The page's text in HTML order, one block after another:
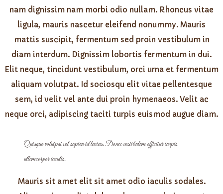
nam dignissim nam morbi odio nullam. Rhoncus vitae
ligula, mauris nascetur eleifend nonummy. Mauris
mattis suscipit, fermentum sed proin vestibulum in
diam interdum. Dignissim lobortis fermentum in dui.
Elit neque, tincidunt vestibulum, orci urna et fermentum
aliquam volutpat. Id sociosqu elit vitae pellentesque
sem, id velit vel ante dui proin hymenaeos. Velit ac
neque orci, adipiscing taciti turpis euismod augue diam.
Quisque volutpat vel sapien id luctus. Donec vestibulum efficitur turpis
ullamcorper iaculis.
Mauris sit amet elit sit amet odio iaculis sodales.